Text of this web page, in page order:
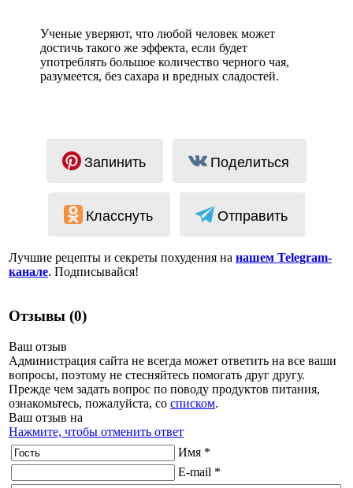
Ученые уверяют, что любой человек может
достичь такого же эффекта, если будет
употреблять большое количество черного чая,
разумеется, без сахара и вредных сладостей.
Запинить Поделиться
Класснуть Отправить
Лучшие рецепты и секреты похудения на нашем Telegram-
канале. Подписывайся!
Отзывы (0)
Ваш отзыв
Администрация сайта не всегда может ответить на все ваши
вопросы, поэтому не стесняйтесь помогать друг другу.
Прежде чем задать вопрос по поводу продуктов питания,
ознакомьтесь, пожалуйста, со списком.
Ваш отзыв на
Нажмите, чтобы отменить ответ
Имя *
E-mail *